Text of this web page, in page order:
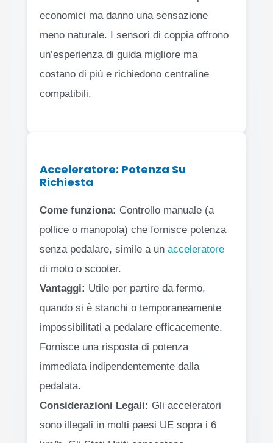
economici ma danno una sensazione
meno naturale. I sensori di coppia offrono
un’esperienza di guida migliore ma
costano di più e richiedono centraline
compatibili.
Acceleratore: Potenza Su
Richiesta
Come funziona: Controllo manuale (a
pollice o manopola) che fornisce potenza
senza pedalare, simile a un acceleratore
di moto o scooter.
Vantaggi: Utile per partire da fermo,
quando si è stanchi o temporaneamente
impossibilitati a pedalare efficacemente.
Fornisce una risposta di potenza
immediata indipendentemente dalla
pedalata.
Considerazioni Legali: Gli acceleratori
sono illegali in molti paesi UE sopra i 6